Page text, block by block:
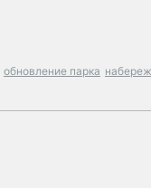
обновление парка